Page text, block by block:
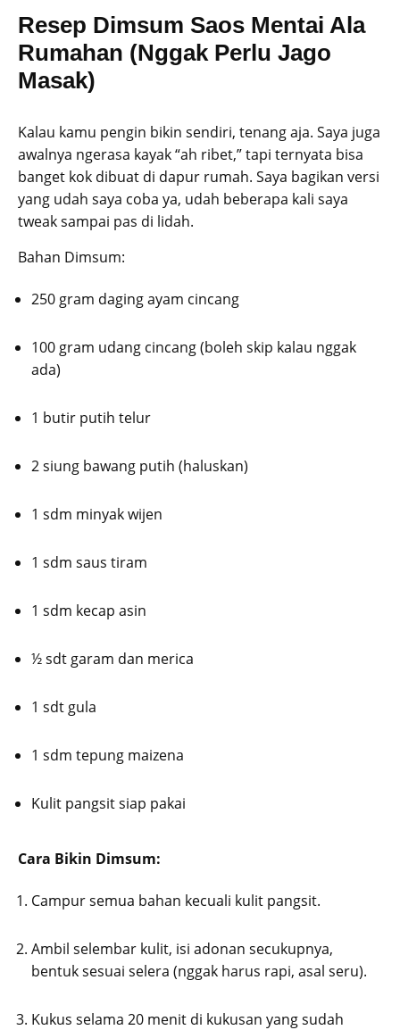
Resep Dimsum Saos Mentai Ala
Rumahan (Nggak Perlu Jago
Masak)
Kalau kamu pengin bikin sendiri, tenang aja. Saya juga
awalnya ngerasa kayak “ah ribet,” tapi ternyata bisa
banget kok dibuat di dapur rumah. Saya bagikan versi
yang udah saya coba ya, udah beberapa kali saya
tweak sampai pas di lidah.
Bahan Dimsum:
250 gram daging ayam cincang
100 gram udang cincang (boleh skip kalau nggak
ada)
1 butir putih telur
2 siung bawang putih (haluskan)
1 sdm minyak wijen
1 sdm saus tiram
1 sdm kecap asin
½ sdt garam dan merica
1 sdt gula
1 sdm tepung maizena
Kulit pangsit siap pakai
Cara Bikin Dimsum:
Campur semua bahan kecuali kulit pangsit.
Ambil selembar kulit, isi adonan secukupnya,
bentuk sesuai selera (nggak harus rapi, asal seru).
Kukus selama 20 menit di kukusan yang sudah